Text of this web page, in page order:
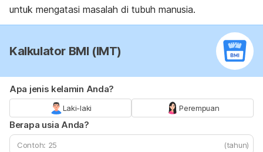
untuk mengatasi masalah di tubuh manusia.
Kalkulator BMI (IMT)
Apa jenis kelamin Anda?
Laki-laki Perempuan
Berapa usia Anda?
(tahun)